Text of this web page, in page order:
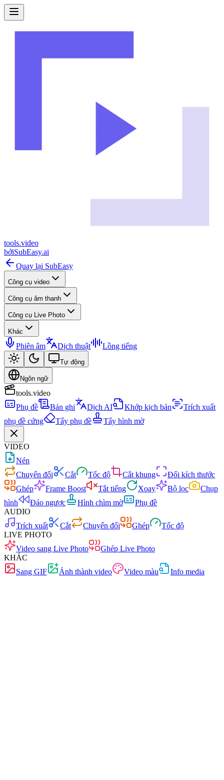
tools.video
bởiSubEasy.ai
Quay lại SubEasy
Công cụ video
Công cụ âm thanh
Công cụ Live Photo
Khác
Phiên âm Dịch thuật Lồng tiếng
Tự động
Ngôn ngữ
tools.video
Phụ đề
Bản ghi Dịch AI Khớp kịch bản
Trích xuất
phụ đề cứng
Tẩy phụ đề Tẩy hình mờ
VIDEO
Nén
Chuyển đổi
Cắt Tốc độ Cắt khung
Đổi kích thước
Ghép
Frame Boost Tắt tiếng Xoay Bộ lọc
Chụp
hình
Đảo ngược Hình chìm mờ
Phụ đề
AUDIO
Trích xuất
Cắt Chuyển đổi Ghép
Tốc độ
LIVE PHOTO
Video sang Live Photo
Ghép Live Photo
KHÁC
Sang GIF
Ảnh thành video Video màu
Info media